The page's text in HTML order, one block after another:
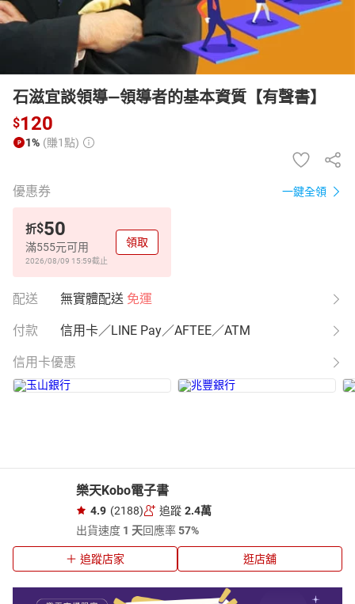
石滋宜談領導—領導者的基本資質【有聲書】
$120
1% (賺1點)
優惠券 一鍵全領
折$50
滿555元可用
2026/08/09 15:59截止
領取
配送 無實體配送 免運
付款 信用卡／LINE Pay／AFTEE／ATM
信用卡優惠
樂天Kobo電子書
4.9 (2188) 追蹤 2.4萬
出貨速度 1 天回應率57%
追蹤店家 逛店舖